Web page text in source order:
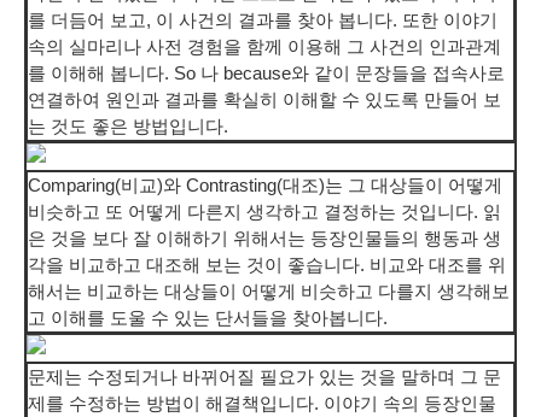
를 더듬어 보고, 이 사건의 결과를 찾아 봅니다. 또한 이야기
속의 실마리나 사전 경험을 함께 이용해 그 사건의 인과관계
를 이해해 봅니다. So 나 because와 같이 문장들을 접속사로
연결하여 원인과 결과를 확실히 이해할 수 있도록 만들어 보
는 것도 좋은 방법입니다.
Comparing(비교)와 Contrasting(대조)는 그 대상들이 어떻게
비슷하고 또 어떻게 다른지 생각하고 결정하는 것입니다. 읽
은 것을 보다 잘 이해하기 위해서는 등장인물들의 행동과 생
각을 비교하고 대조해 보는 것이 좋습니다. 비교와 대조를 위
해서는 비교하는 대상들이 어떻게 비슷하고 다를지 생각해보
고 이해를 도울 수 있는 단서들을 찾아봅니다.
문제는 수정되거나 바뀌어질 필요가 있는 것을 말하며 그 문
제를 수정하는 방법이 해결책입니다. 이야기 속의 등장인물